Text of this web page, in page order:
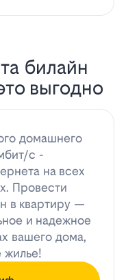
билайн
выгодно
домашнего
с -
на всех
Провести
в квартиру —
и надежное
вашего дома,
жилье!